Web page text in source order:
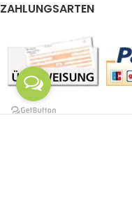
ZAHLUNGSARTEN